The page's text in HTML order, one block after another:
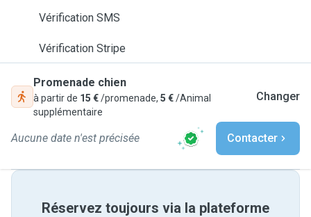
Vérification SMS
Vérification Stripe
Promenade chien
à partir de 15 €/promenade, 5 €/Animal
supplémentaire
Changer
Aucune date n'est précisée Contacter
Réservez toujours via la plateforme